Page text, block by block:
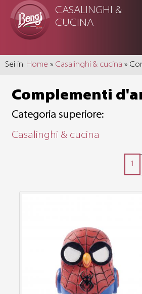
CASALINGHI &
CUCINA
Sei in: Home » Casalinghi & cucina »
Complementi
Categoria superiore:
Casalinghi & cucina
1